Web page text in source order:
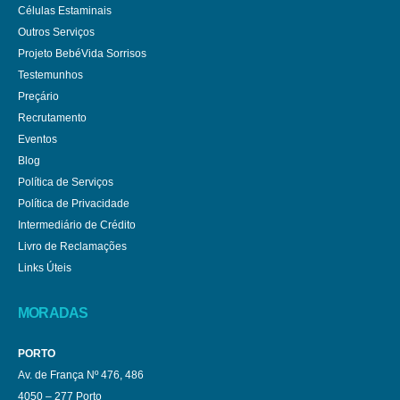
Células Estaminais
Outros Serviços
Projeto BebéVida Sorrisos
Testemunhos
Preçário
Recrutamento
Eventos
Blog
Política de Serviços
Política de Privacidade
Intermediário de Crédito
Livro de Reclamações
Links Úteis
MORADAS
PORTO
Av. de França Nº 476, 486
4050 – 277 Porto